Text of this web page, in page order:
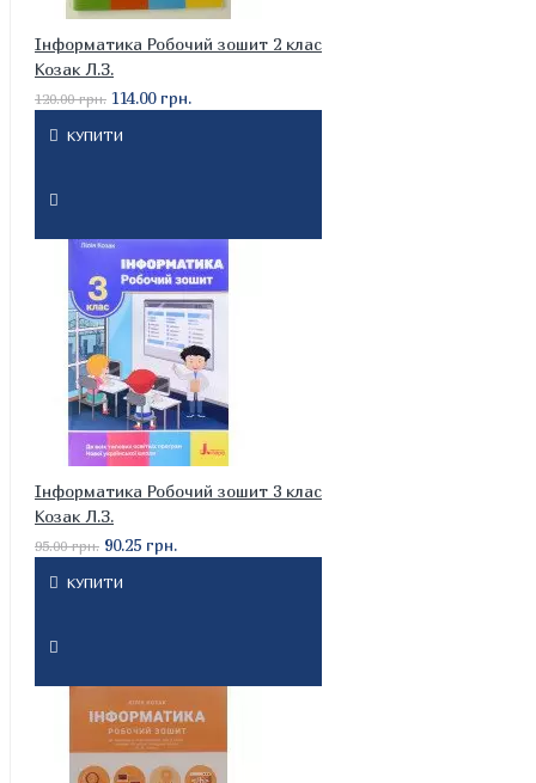
Інформатика Робочий зошит 2 клас
Козак Л.З.
120.00 грн. 114.00 грн.
КУПИТИ
Інформатика Робочий зошит 3 клас
Козак Л.З.
95.00 грн. 90.25 грн.
КУПИТИ